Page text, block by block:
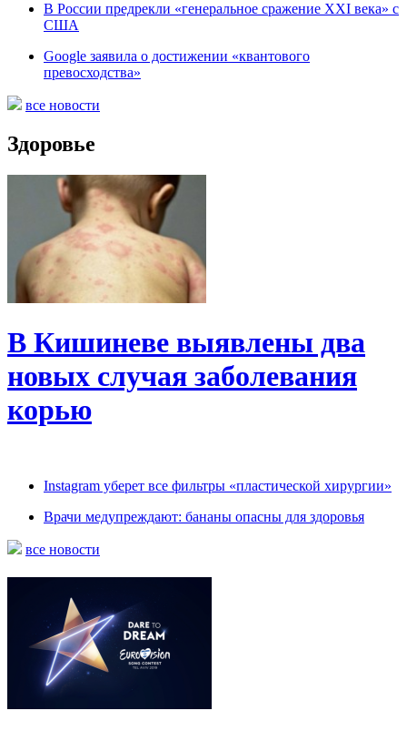
В России предрекли «генеральное сражение XXI века» с
США
Google заявила о достижении «квантового
превосходства»
все новости
Здоровье
В Кишиневе выявлены два
новых случая заболевания
корью
Instagram уберет все фильтры «пластической хирургии»
Врачи медупреждают: бананы опасны для здоровья
все новости